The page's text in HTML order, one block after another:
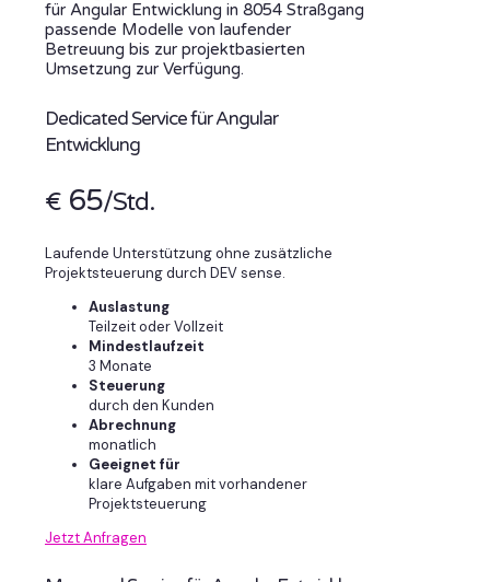
für Angular Entwicklung in 8054 Straßgang
passende Modelle von laufender
Betreuung bis zur projektbasierten
Umsetzung zur Verfügung.
Dedicated Service für Angular
Entwicklung
€ 65/Std.
Laufende Unterstützung ohne zusätzliche
Projektsteuerung durch DEV sense.
Auslastung
Teilzeit oder Vollzeit
Mindestlaufzeit
3 Monate
Steuerung
durch den Kunden
Abrechnung
monatlich
Geeignet für
klare Aufgaben mit vorhandener
Projektsteuerung
Jetzt Anfragen